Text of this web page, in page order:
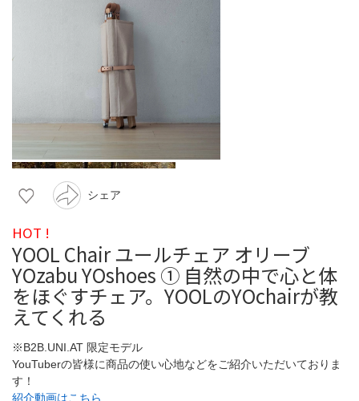
シェア
HOT !
YOOL Chair ユールチェア オリーブ
YOzabu YOshoes ① 自然の中で心と体
をほぐすチェア。YOOLのYOchairが教
えてくれる
※B2B.UNI.AT 限定モデル
YouTuberの皆様に商品の使い心地などをご紹介いただいておりま
す！
紹介動画はこちら